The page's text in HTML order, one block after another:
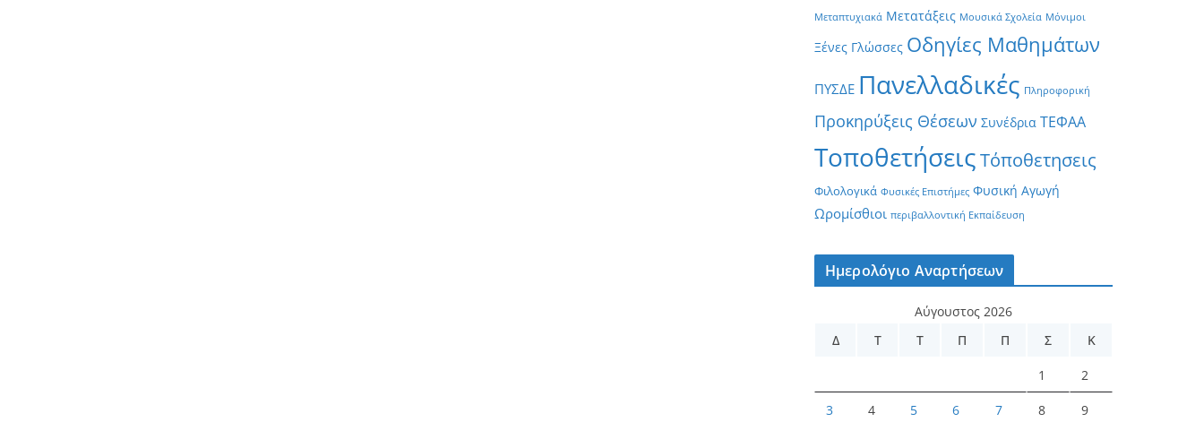
Μεταπτυχιακά Μετατάξεις Μουσικά Σχολεία Μόνιμοι
Ξένες Γλώσσες Οδηγίες Μαθημάτων
ΠΥΣΔΕ Πανελλαδικές Πληροφορική
Προκηρύξεις Θέσεων Συνέδρια ΤΕΦΑΑ
ΤοποθετήσειςΤόποθετησεις
Φιλολογικά Φυσικές Επιστήμες Φυσική Αγωγή
Ωρομίσθιοι περιβαλλοντική Εκπαίδευση
Ημερολόγιο Αναρτήσεων
Αύγουστος 2026
Δ
Τ Τ Π Π Σ Κ
1 2
3 4 5 6 7 8 9